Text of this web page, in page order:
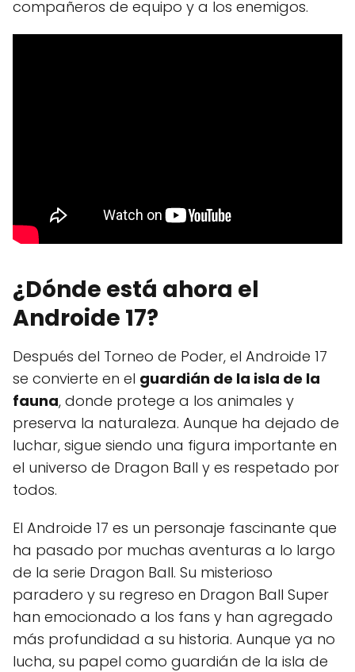
compañeros de equipo y a los enemigos.
¿Dónde está ahora el
Androide 17?
Después del Torneo de Poder, el Androide 17
se convierte en el guardián de la isla de la
fauna, donde protege a los animales y
preserva la naturaleza. Aunque ha dejado de
luchar, sigue siendo una figura importante en
el universo de Dragon Ball y es respetado por
todos.
El Androide 17 es un personaje fascinante que
ha pasado por muchas aventuras a lo largo
de la serie Dragon Ball. Su misterioso
paradero y su regreso en Dragon Ball Super
han emocionado a los fans y han agregado
más profundidad a su historia. Aunque ya no
lucha, su papel como guardián de la isla de